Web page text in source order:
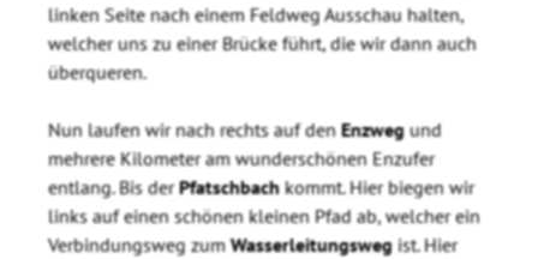
linken Seite nach einem Feldweg Ausschau halten,
welcher uns zu einer Brücke führt, die wir dann auch
überqueren.
Nun laufen wir nach rechts auf denEnzweg und
mehrere Kilometer am wunderschönen Enzufer
entlang. Bis derPfatschbach kommt. Hier biegen wir
links auf einen schönen kleinen Pfad ab, welcher ein
Verbindungsweg zumWasserleitungsweg ist. Hier